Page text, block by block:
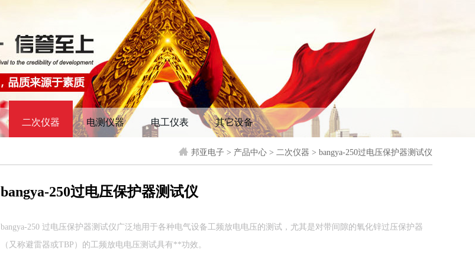
二次仪器 电测仪器 电工仪表 其它设备
邦亚电子 > 产品中心 > 二次仪器 > bangya-250过电压保护器测试仪
bangya-250过电压保护器测试仪
bangya-250 过电压保护器测试仪广泛地用于各种电气设备工频放电电压的测试，尤其是对带间隙的氧化锌过压保护器
（又称避雷器或TBP）的工频放电电压测试具有**功效。